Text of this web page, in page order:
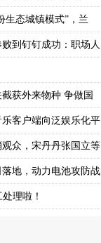
生态城镇模式”，兰
到钉钉成功：职场人
获外来物种 争做国
客户端向泛娱乐化平
众，宋丹丹张国立等
地，动力电池攻防战
理啦！